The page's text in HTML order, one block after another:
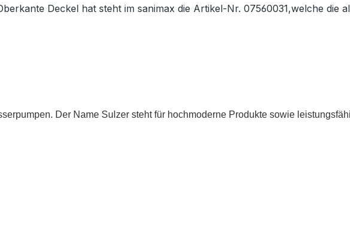
Deckel hat steht im sanimax die Artikel-Nr. 07560031,welche die
Der Name Sulzer steht für hochmoderne Produkte sowie